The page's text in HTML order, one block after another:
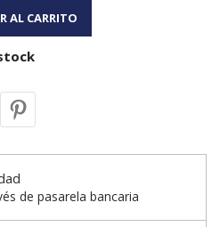
AL CARRITO
de pasarela bancaria